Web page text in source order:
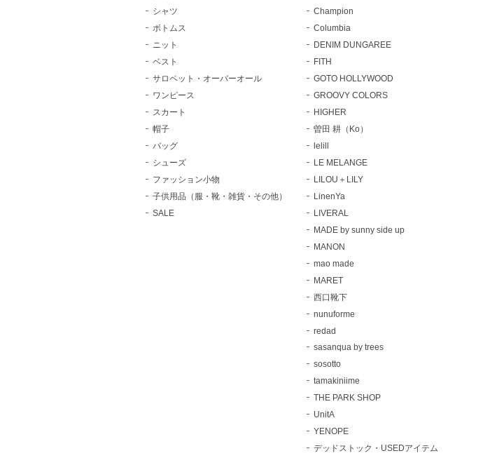
シャツ
ボトムス
ニット
ベスト
サロペット・オーバーオール
ワンピース
スカート
帽子
バッグ
シューズ
ファッション小物
子供用品（服・靴・雑貨・その他）
SALE
Champion
Columbia
DENIM DUNGAREE
FITH
GOTO HOLLYWOOD
GROOVY COLORS
HIGHER
曽田 耕（Ko）
lelill
LE MELANGE
LILOU＋LILY
LinenYa
LIVERAL
MADE by sunny side up
MANON
mao made
MARET
西口靴下
nunuforme
redad
sasanqua by trees
sosotto
tamakiniime
THE PARK SHOP
UnitA
YENOPE
デッドストック・USEDアイテム